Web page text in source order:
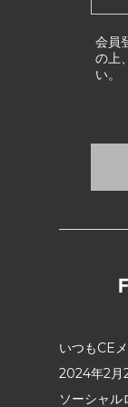
会員
の上
い。
いつもCE
2024年2月
ソーシャ